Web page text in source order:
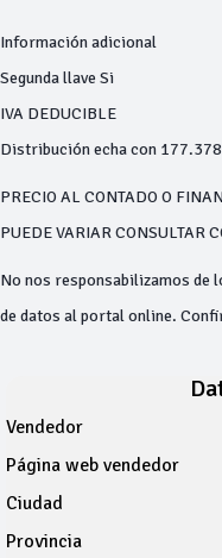
Información adicional
Segunda llave Si
IVA DEDUCIBLE
Distribución echa con
PRECIO AL CONTADO O
PUEDE VARIAR CONSULTAR
No nos responsabilizamos de
de datos al portal online.
Vendedor
Página web vendedor
Ciudad
Provincia